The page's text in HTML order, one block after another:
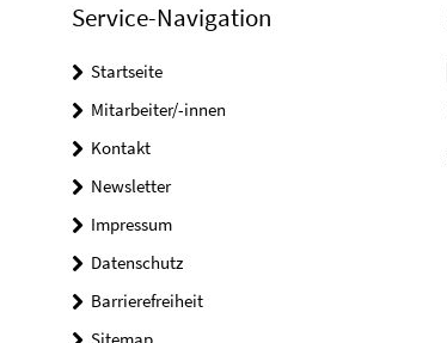
Service-Navigation
Startseite
Mitarbeiter/-innen
Kontakt
Newsletter
Impressum
Datenschutz
Barrierefreiheit